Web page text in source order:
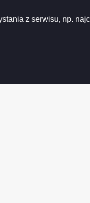
z serwisu, np.